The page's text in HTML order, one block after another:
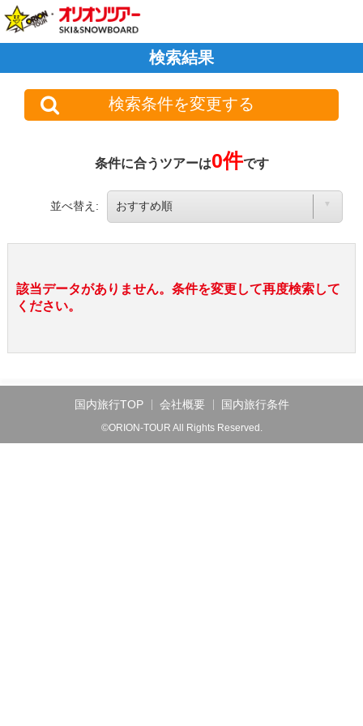
検索結果
検索条件を変更する
条件に合うツアーは0件です
並べ替え:
該当データがありません。条件を変更して再度検索して
ください。
国内旅行TOP 会社概要 国内旅行条件
©ORION-TOUR All Rights Reserved.